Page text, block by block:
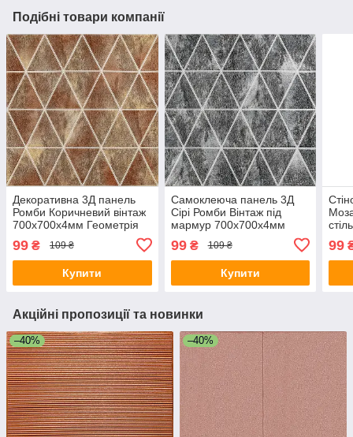
Подібні товари компанії
Декоративна 3Д панель
Ромби Коричневий вінтаж
700х700х4мм Геометрія
текстурна SW-00002007
99 ₴ 109 ₴
Купити
Самоклеюча панель 3Д
Сірі Ромби Вінтаж під
мармур 700х700х4мм
Геометрія ПВХ текстурна
стінова SW-00002008
99₴ 109 ₴
Купити
ПВХ
99
Акційні пропозиції та новинки
–40% –40%